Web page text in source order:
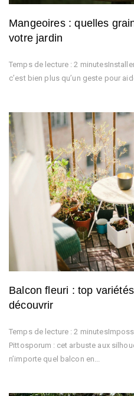
Mangeoires : quelles
votre jardin
Temps de lecture : 2
c’est bien plus qu’un geste pour
Balcon fleuri : top
découvrir
Temps de lecture : 2
Pittosporum : cet arbuste aux
n’importe quel balcon en...